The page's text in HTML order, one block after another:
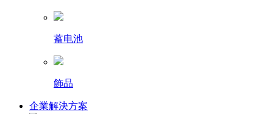
蓄电池
飾品
企業解決方案